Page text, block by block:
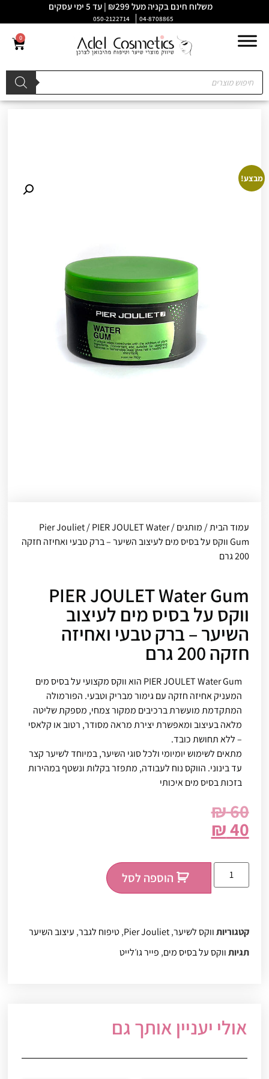
משלוח חינם בקניה מעל ₪299 | עד 5 ימי עסקים
04-8708865
050-2122714
0
מבצע!
עמוד הבית/מותגים/
Pier Jouliet/ PIER JOULET Water
Gum ווקס על בסיס מים לעיצוב השיער – ברק טבעי ואחיזה חזקה
200 גרם
PIER JOULET Water Gum
ווקס על בסיס מים לעיצוב
השיער – ברק טבעי ואחיזה
חזקה 200 גרם
PIER JOULET Water Gum הוא ווקס מקצועי על בסיס מים
המעניק אחיזה חזקה עם גימור מבריק וטבעי. הפורמולה
המתקדמת מועשרת ברכיבים ממקור צמחי, מספקת שליטה
מלאה בעיצוב ומאפשרת יצירת מראה מסודר, רטוב או קלאסי
– ללא תחושת כובד.
מתאים לשימוש יומיומי ולכל סוגי השיער, במיוחד לשיער קצר
עד בינוני. הווקס נוח לעבודה, מתפזר בקלות ונשטף במהירות
בזכות בסיס מים איכותי
₪60
₪40
הוספה לסל
קטגוריותווקס לשיער,
Pier Jouliet
,טיפוח לגבר,עיצוב השיער
תגיותווקס על בסיס מים,פייר גו׳לייט
אולי יעניין אותך גם